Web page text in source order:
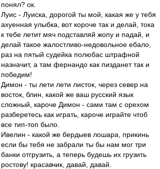
понял? ок.
Луис - Луиска, дорогой ты мой, какая же у тебя
ахуенная улыбка, вот короче так и делай, тока
к тебе летит мяч подставляй жопу и падай, и
делай такое жалостливо-недовольное ебало,
раз на пятый судейка полюбас штрафной
назначит, а там фернандо как пизданет так и
победим!
Димон - ты лети лети листок, через север на
восток, блин, какой же ваш русский язык
сложный, кароче Димон - сами там с орехом
разберетесь как играть, кароче играйте чтоб
все тип-топ было.
Ивелин - какой же бердыев лошара, прикинь
если бы тебя не забрали ты бы нам мог три
банки отгрузить, а теперь будешь их грузить
ростову! красавчик, давай, давай.